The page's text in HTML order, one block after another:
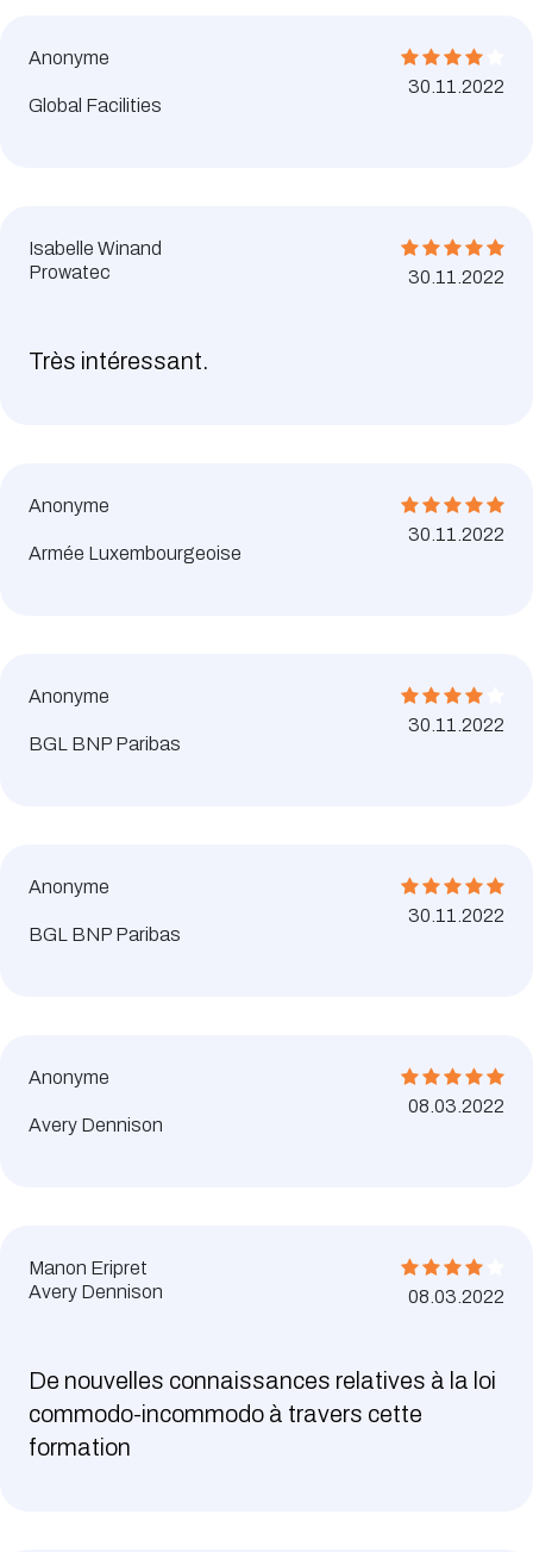
Anonyme
Global Facilities
30.11.2022
Isabelle Winand
Prowatec
30.11.2022
Très intéressant.
Anonyme
Armée Luxembourgeoise
30.11.2022
Anonyme
BGL BNP Paribas
30.11.2022
Anonyme
BGL BNP Paribas
30.11.2022
Anonyme
Avery Dennison
08.03.2022
Manon Eripret
Avery Dennison
08.03.2022
De nouvelles connaissances relatives à la loi
commodo-incommodo à travers cette
formation